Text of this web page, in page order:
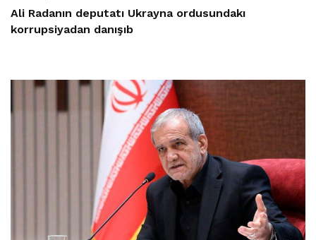
Ali Radanın deputatı Ukrayna ordusundakı
korrupsiyadan danışıb